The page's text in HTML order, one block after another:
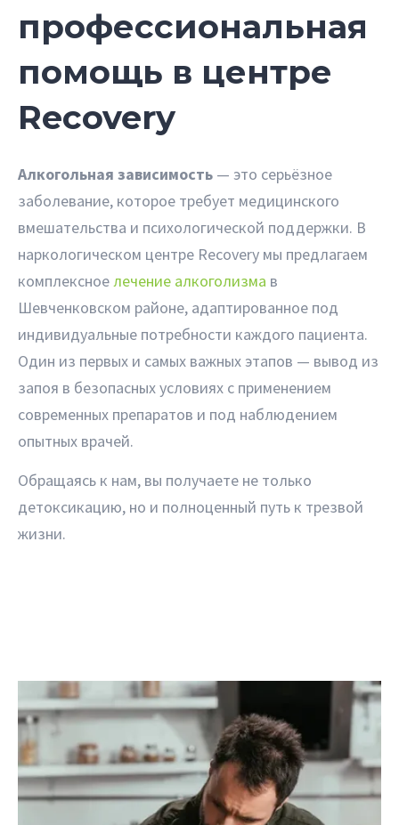
профессиональная
помощь в центре
Recovery
Алкогольная зависимость — это серьёзное
заболевание, которое требует медицинского
вмешательства и психологической поддержки. В
наркологическом центре Recovery мы предлагаем
комплексноелечение алкоголизма в
Шевченковском районе, адаптированное под
индивидуальные потребности каждого пациента.
Один из первых и самых важных этапов — вывод из
запоя в безопасных условиях с применением
современных препаратов и под наблюдением
опытных врачей.
Обращаясь к нам, вы получаете не только
детоксикацию, но и полноценный путь к трезвой
жизни.